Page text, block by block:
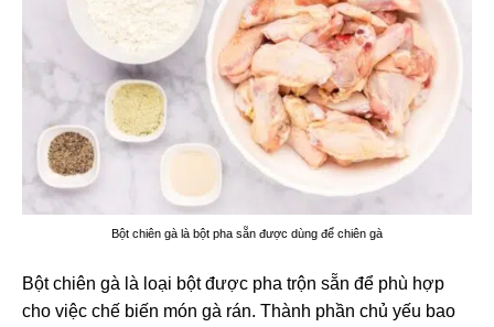
Bột chiên gà là bột pha sẵn được dùng để chiên gà
Bột chiên gà là loại bột được pha trộn sẵn để phù hợp
cho việc chế biến món gà rán. Thành phần chủ yếu bao